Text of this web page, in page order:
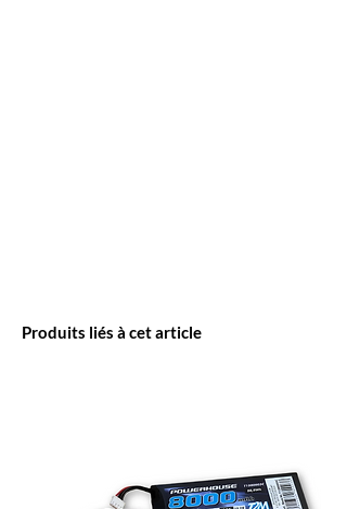
Produits liés à cet article